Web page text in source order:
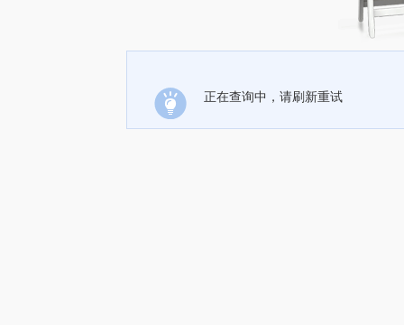
正在查询中，请刷新重试